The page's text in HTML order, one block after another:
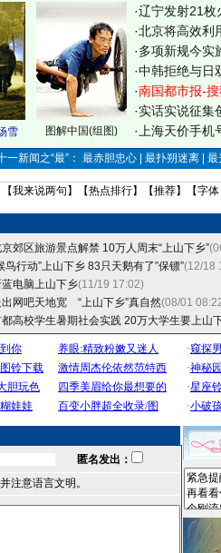
雪 图解中国(组图)
·辽宁发射21枚
·北京将高效利
·多项新规今实
·中韩拒绝与日
·南国都市报-
·实话实说征集
· 上海天价手
一新闻之“最”： 最赤胆忠心 | 最扑朔迷离 |
我来说两句 】【热点排行】【推荐】【字体
郊区旅游景点解禁 10万人周末“上山下乡”
鸟行动”上山下乡 83只天鹅有了”保镖”(12/18
电脑上山下乡(11/19 17:02)
出网吧天地宽 “上山下乡”真自然(08/01
高校学生暑期社会实践 20万大学生要上山
匿名发出：
注意语言文明。